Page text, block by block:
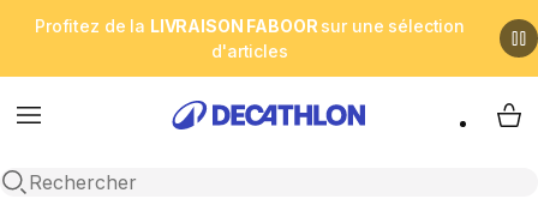
Profitez de la LIVRAISON FABOOR sur une sélection
d'articles
Menu
Open search
My